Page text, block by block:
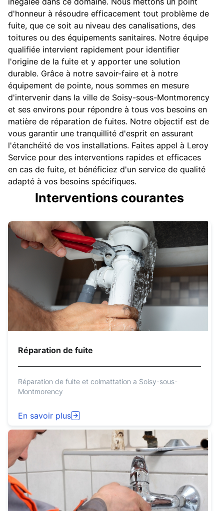
d'honneur à résoudre efficacement tout problème de
fuite, que ce soit au niveau des canalisations, des
toitures ou des équipements sanitaires. Notre équipe
qualifiée intervient rapidement pour identifier
l'origine de la fuite et y apporter une solution
durable. Grâce à notre savoir-faire et à notre
équipement de pointe, nous sommes en mesure
d'intervenir dans la ville de Soisy-sous-Montmorency
et ses environs pour répondre à tous vos besoins en
matière de réparation de fuites. Notre objectif est de
vous garantir une tranquillité d'esprit en assurant
l'étanchéité de vos installations. Faites appel à Leroy
Service pour des interventions rapides et efficaces
en cas de fuite, et bénéficiez d'un service de qualité
adapté à vos besoins spécifiques.
Interventions courantes
Réparation de fuite
Réparation de fuite et colmattation a Soisy-sous-
Montmorency
En savoir plus